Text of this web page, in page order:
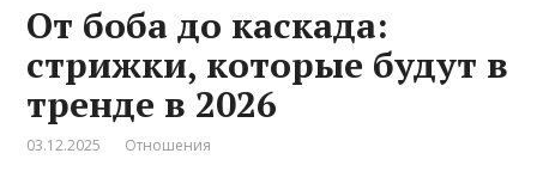
От боба до каскада:
стрижки, которые будут в
тренде в 2026
03.12.2025 Отношения